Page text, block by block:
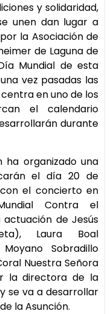
y solidaridad,
unen dan lugar a
la Asociación de
de Laguna de
Mundial de esta
vez pasadas las
en uno de los
el calendario
durante
ha organizado una
el día 20 de
el concierto en
Contra el
de Jesús
Laura Boal
Sobradillo
Nuestra Señora
la directora de la
se va a desarrollar
la Asunción.